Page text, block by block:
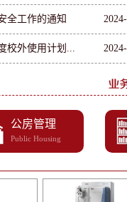
全工作的通知
校外使用计划...
公房管理
Public Housing